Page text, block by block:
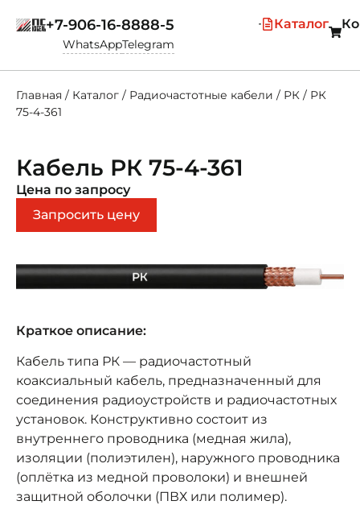
Каталог
+7-906-16-8888-5
WhatsAppTelegram
Главная / Каталог / Радиочастотные кабели / РК / РК
75-4-361
Кабель РК 75-4-361
Цена по запросу
Запросить цену
Краткое описание:
Кабель типа РК — радиочастотный
коаксиальный кабель, предназначенный для
соединения радиоустройств и радиочастотных
установок. Конструктивно состоит из
внутреннего проводника (медная жила),
изоляции (полиэтилен), наружного проводника
(оплётка из медной проволоки) и внешней
защитной оболочки (ПВХ или полимер).